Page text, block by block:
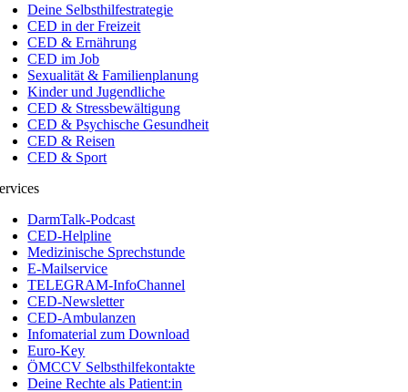
Deine Selbsthilfestrategie
CED in der Freizeit
CED & Ernährung
CED im Job
Sexualität & Familienplanung
Kinder und Jugendliche
CED & Stressbewältigung
CED & Psychische Gesundheit
CED & Reisen
CED & Sport
DarmTalk-Podcast
CED-Helpline
Medizinische Sprechstunde
E-Mailservice
TELEGRAM-InfoChannel
CED-Newsletter
CED-Ambulanzen
Infomaterial zum Download
Euro-Key
ÖMCCV Selbsthilfekontakte
Deine Rechte als Patient:in